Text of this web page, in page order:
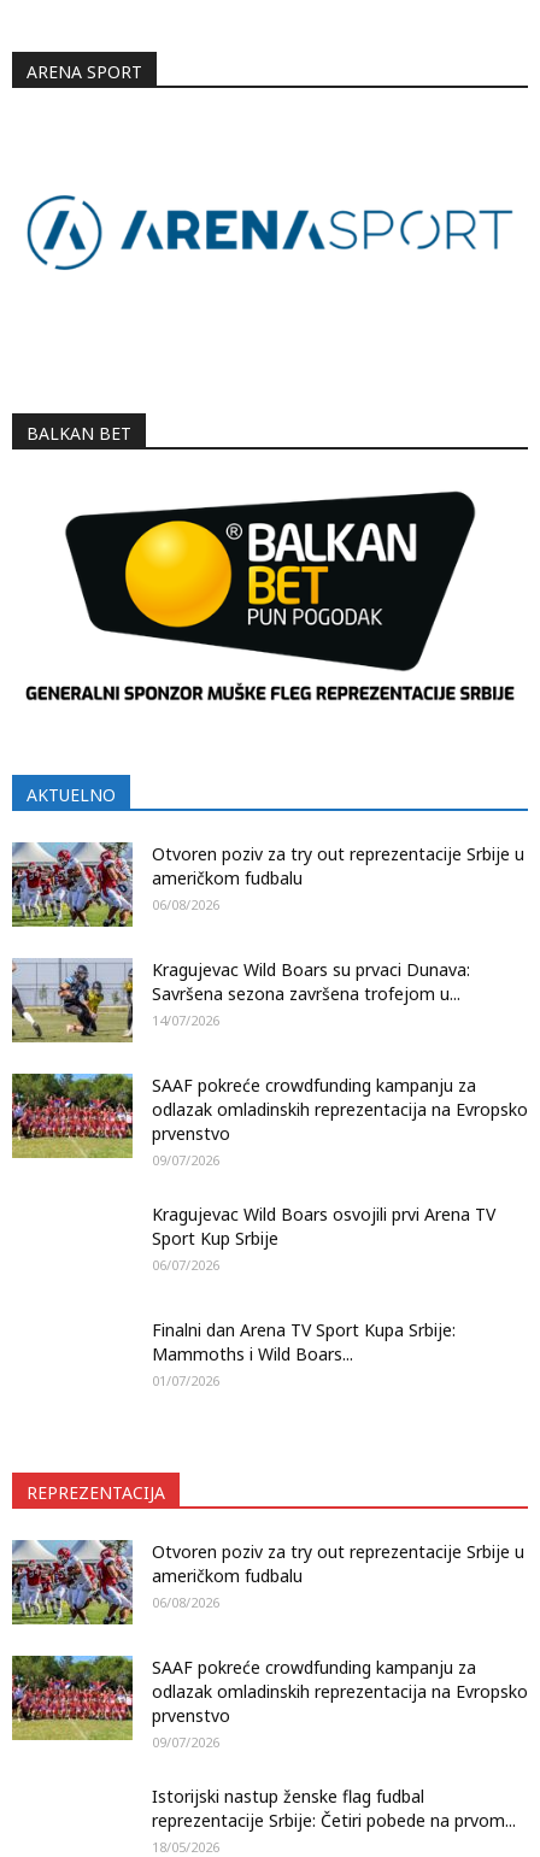
ARENA SPORT
BALKAN BET
AKTUELNO
Otvoren poziv za try out reprezentacije Srbije u
američkom fudbalu
06/08/2026
Kragujevac Wild Boars su prvaci Dunava:
Savršena sezona završena trofejom u...
14/07/2026
SAAF pokreće crowdfunding kampanju za
odlazak omladinskih reprezentacija na Evropsko
prvenstvo
09/07/2026
Kragujevac Wild Boars osvojili prvi Arena TV
Sport Kup Srbije
06/07/2026
Finalni dan Arena TV Sport Kupa Srbije:
Mammoths i Wild Boars...
01/07/2026
REPREZENTACIJA
Otvoren poziv za try out reprezentacije Srbije u
američkom fudbalu
06/08/2026
SAAF pokreće crowdfunding kampanju za
odlazak omladinskih reprezentacija na Evropsko
prvenstvo
09/07/2026
Istorijski nastup ženske flag fudbal
reprezentacije Srbije: Četiri pobede na prvom...
18/05/2026